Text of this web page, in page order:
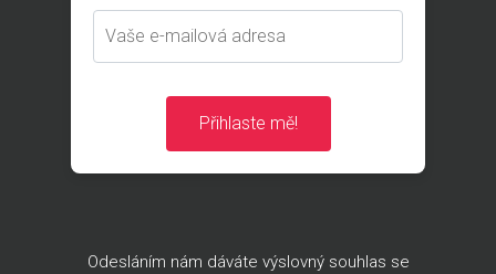
Přihlaste mě!
Odesláním nám dáváte výslovný souhlas se